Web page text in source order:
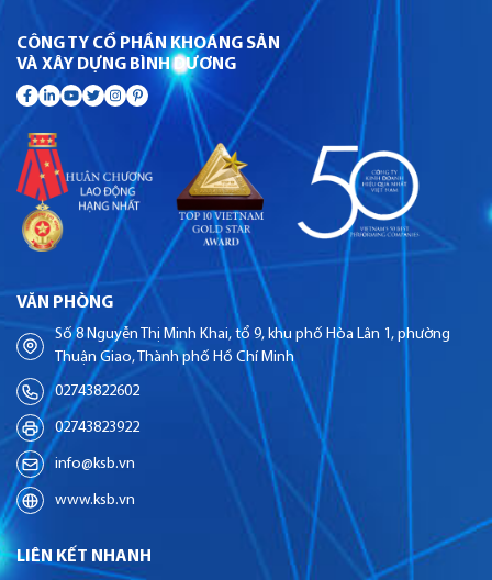
CÔNG TY CỔ PHẦN KHOÁNG SẢN
VÀ XÂY DỰNG BÌNH DƯƠNG
VĂN PHÒNG
Số 8 Nguyễn Thị Minh Khai, tổ 9, khu phố Hòa Lân 1, phường
Thuận Giao, Thành phố Hồ Chí Minh
02743822602
02743823922
info@ksb.vn
www.ksb.vn
LIÊN KẾT NHANH